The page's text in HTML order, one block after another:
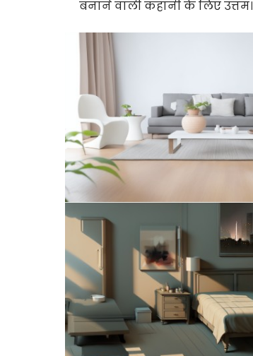
बनाने वाली कहानी के लिए उत्तम।